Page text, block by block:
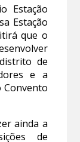
Estação
Estação
que o
de
e a
ainda a
de